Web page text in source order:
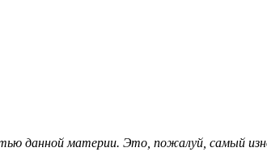
данной материи. Это, пожалуй, самый